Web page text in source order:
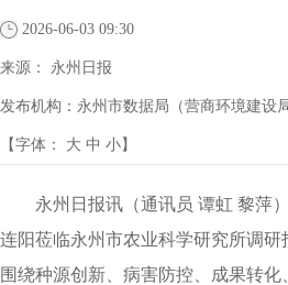
2026-06-03 09:30
来源： 永州日报
发布机构： 永州市数据局（营商环境建设局
【字体： 大 中 小】
永州日报讯（通讯员 谭虹 黎萍
连阳莅临永州市农业科学研究所调研
围绕种源创新、病害防控、成果转